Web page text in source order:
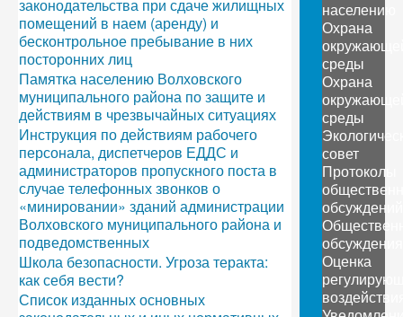
законодательства при сдаче жилищных
помещений в наем (аренду) и
бесконтрольное пребывание в них
посторонних лиц
Памятка населению Волховского
муниципального района по защите и
действиям в чрезвычайных ситуациях
Инструкция по действиям рабочего
персонала, диспетчеров ЕДДС и
администраторов пропускного поста в
случае телефонных звонков о
«минировании» зданий администрации
Волховского муниципального района и
подведомственных
Школа безопасности. Угроза теракта:
как себя вести?
Список изданных основных
населению
Охрана
среды
Охрана
среды
совет
Протоколы
обсуждений
обсуждения
Оценка